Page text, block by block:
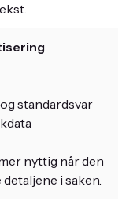
standardsvar
nyttig når den
i saken.